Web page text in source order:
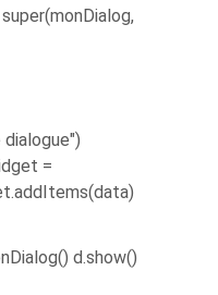
=
d.show()